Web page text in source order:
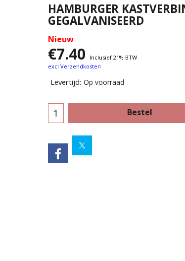
HAMBURGER
GEGALVANISEERD
Nieuw
€7.40
Inclusief 21% BTW
excl Verzendkosten
Levertijd: Op voorraad
Bestel